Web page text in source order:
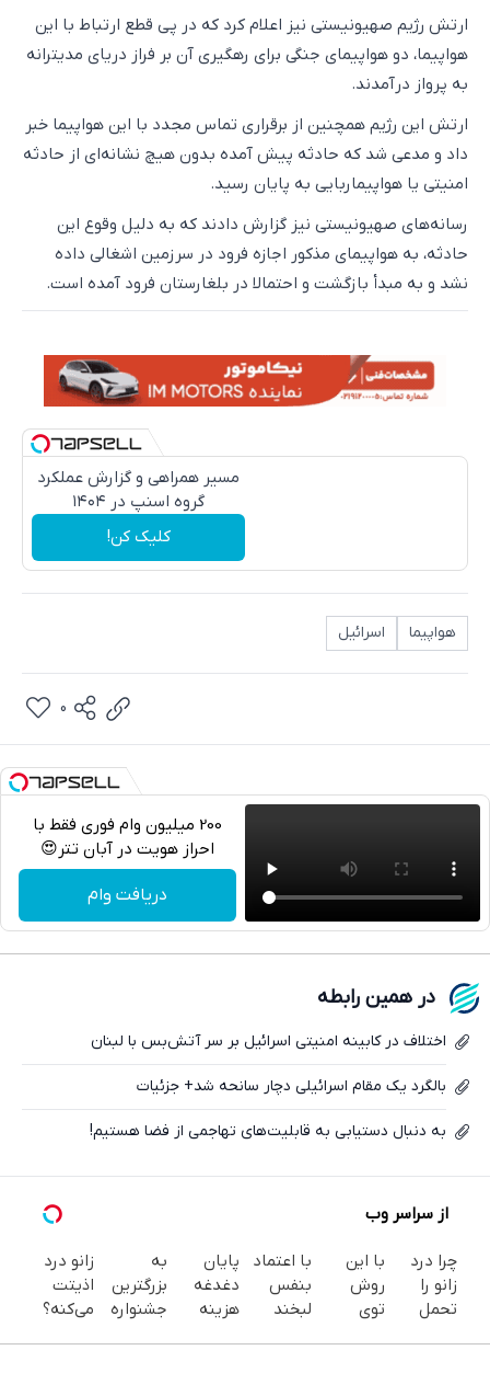
ارتش رژیم صهیونیستی نیز اعلام کرد که در پی قطع ارتباط با این
هواپیما، دو هواپیمای جنگی برای رهگیری آن بر فراز دریای مدیترانه
به پرواز درآمدند.
ارتش این رژیم همچنین از برقراری تماس مجدد با این هواپیما خبر
داد و مدعی شد که حادثه پیش آمده بدون هیچ نشانه‌ای از حادثه
امنیتی یا هواپیماربایی به پایان رسید.
رسانه‌های صهیونیستی نیز گزارش دادند که به دلیل وقوع این
حادثه، به هواپیمای مذکور اجازه فرود در سرزمین اشغالی داده
نشد و به مبدأ بازگشت و احتمالا در بلغارستان فرود آمده است.
مسیر همراهی و گزارش عملکرد
گروه اسنپ در ۱۴۰۴
کلیک کن!
هواپیما اسرائیل
واتساپ
0
200 میلیون وام فوری فقط با
احراز هویت در آبان تتر😍
دریافت وام
در همین رابطه
اختلاف در کابینه امنیتی اسرائیل بر سر آتش‌بس با لبنان
بالگرد یک مقام اسرائیلی دچار سانحه شد+ جزئیات
به دنبال دستیابی به قابلیت‌های تهاجمی از فضا هستیم!
از سراسر وب
چرا درد
زانو را
تحمل
با این
روش
توی
با اعتماد
بنفس
لبخند
پایان
دغدغه
هزینه
به
بزرگترین
جشنواره
زانو درد
اذیتت
می‌کنه؟